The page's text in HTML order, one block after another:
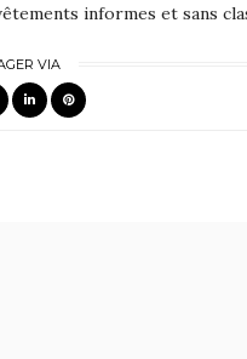
informes et sans
VIA